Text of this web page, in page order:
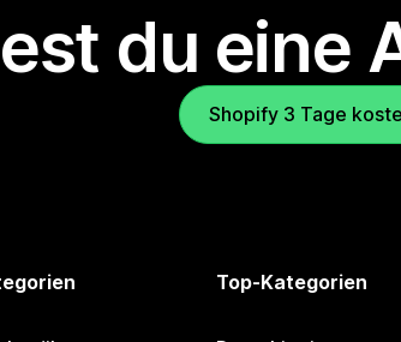
du eine
Shopify 3 Tage
Top-Kategorien